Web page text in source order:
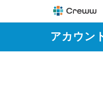
アカウン